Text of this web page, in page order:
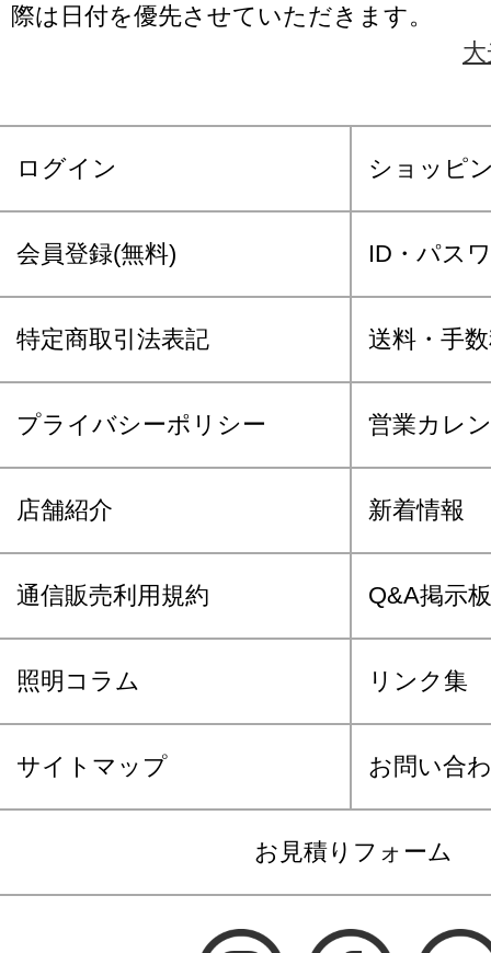
際は日付を優先させていただきます。
ログイン ショッピ
会員登録(無料) ID・パス
特定商取引法表記 送料・手
プライバシーポリシー 営業カレ
店舗紹介 新着情報
通信販売利用規約 Q&A掲示板
照明コラム リンク集
サイトマップ お問い合
お見積りフォーム